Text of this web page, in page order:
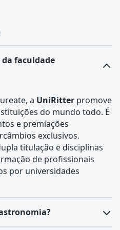
faculdade
a UniRitter promove
do mundo todo. É
e premiações
exclusivos.
titulação e disciplinas
de profissionais
por universidades